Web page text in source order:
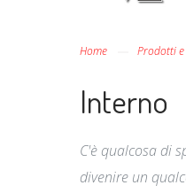
Home Prodotti
Interno
C'è qualcosa di
divenire un